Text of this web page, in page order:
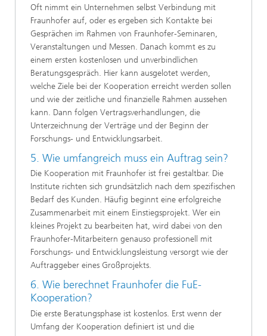
Oft nimmt ein Unternehmen selbst Verbindung mit
Fraunhofer auf, oder es ergeben sich Kontakte bei
Gesprächen im Rahmen von Fraunhofer-Seminaren,
Veranstaltungen und Messen. Danach kommt es zu
einem ersten kostenlosen und unverbindlichen
Beratungsgespräch. Hier kann ausgelotet werden,
welche Ziele bei der Kooperation erreicht werden sollen
und wie der zeitliche und finanzielle Rahmen aussehen
kann. Dann folgen Vertragsverhandlungen, die
Unterzeichnung der Verträge und der Beginn der
Forschungs- und Entwicklungsarbeit.
5. Wie umfangreich muss ein Auftrag sein?
Die Kooperation mit Fraunhofer ist frei gestaltbar. Die
Institute richten sich grundsätzlich nach dem spezifischen
Bedarf des Kunden. Häufig beginnt eine erfolgreiche
Zusammenarbeit mit einem Einstiegsprojekt. Wer ein
kleines Projekt zu bearbeiten hat, wird dabei von den
Fraunhofer-Mitarbeitern genauso professionell mit
Forschungs- und Entwicklungsleistung versorgt wie der
Auftraggeber eines Großprojekts.
6. Wie berechnet Fraunhofer die FuE-
Kooperation?
Die erste Beratungsphase ist kostenlos. Erst wenn der
Umfang der Kooperation definiert ist und die